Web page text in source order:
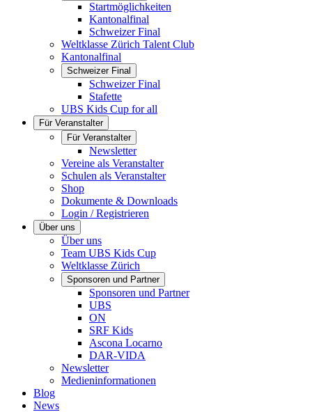
Startmöglichkeiten
Kantonalfinal
Schweizer Final
Weltklasse Zürich Talent Club
Kantonalfinal
Schweizer Final
Schweizer Final
Stafette
UBS Kids Cup for all
Für Veranstalter
Für Veranstalter
Newsletter
Vereine als Veranstalter
Schulen als Veranstalter
Shop
Dokumente & Downloads
Login / Registrieren
Über uns
Über uns
Team UBS Kids Cup
Weltklasse Zürich
Sponsoren und Partner
Sponsoren und Partner
UBS
ON
SRF Kids
Ascona ​Locarno
DAR-VIDA
Newsletter
Medieninformationen
Blog
News